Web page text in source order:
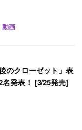
動画
のクローゼット」表
発表！ [3/25発売]